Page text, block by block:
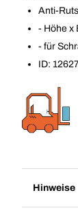
Anti-
- Höhe x
- für
ID:
Hinweise